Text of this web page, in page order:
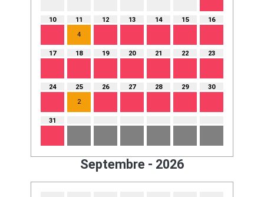
10
11
4
12 13 14 15 16
17 18 19 20 21 22 23
24
25
2
26 27 28 29 30
31
Septembre - 2026